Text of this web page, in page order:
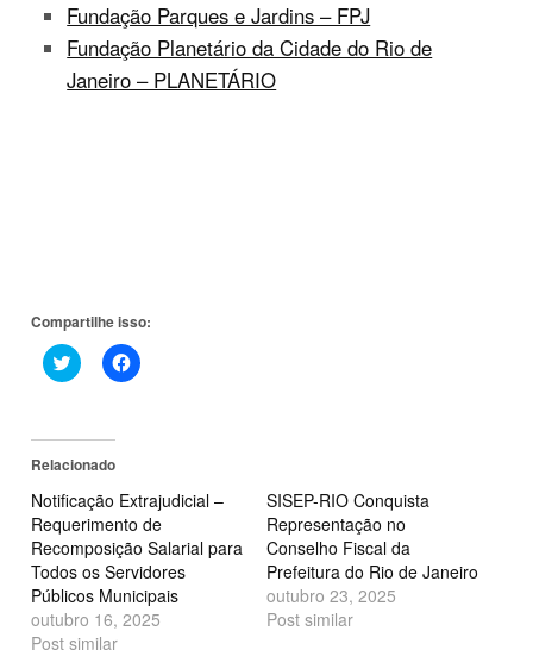
Fundação Parques e Jardins – FPJ
Fundação Planetário da Cidade do Rio de
Janeiro – PLANETÁRIO
Compartilhe isso:
Clique
para
em
janela)
Clique
para
Relacionado
Notificação Extrajudicial –
Requerimento de
Recomposição Salarial para
Todos os Servidores
Públicos Municipais
outubro 16, 2025
Post similar
SISEP-RIO Conquista
Representação no
Conselho Fiscal da
Prefeitura do Rio de Janeiro
outubro 23, 2025
Post similar